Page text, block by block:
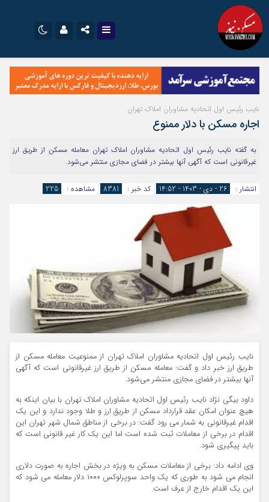
اینستاگرام
تلگرام
سروش
ایتا
آپارات
نام کاربری یا نشانی ایمیل
رمز عبور
مرا به خاطر بسپار
نایب رئیس اول اتحادیه مشاوران املاک تهران
اجاره مسکن با دلار ممنوع
به گفته نایب رئیس اول اتحادیه مشاوران املاک تهران معامله مسکن از طریق ارز
غیرقانونی است که آگهی آنها بیشتر در فضای مجازی منتشر می‌شود.
انتشار : 26 - دی - 1403 - 14:52 کد خبر : 8381 مشاهده : 225
نایب رئیس اول اتحادیه مشاوران املاک تهران از ممنوعیت معامله مسکن از
طریق ارز خبر داد و گفت: معامله مسکن از طریق ارز غیرقانونی است که آگهی
آنها بیشتر در فضای مجازی منتشر می‌شود.
داود بیگی نژاد نایب رئیس اول اتحادیه مشاوران املاک تهران با بیان اینکه به
هیچ عنوان امکان عقد قرارداد مسکن از طریق ارز و طلا وجود ندارد و این یک
اقدام غیرقانونی به شمار می رود گفت: در برخی از مناطق شمال شهر تهران این
اقدام در برخی از معاملات ثبت شده است اما این یک کار غیر قانونی است که‌
باید پیگیری شود.
وی ادامه داد: برخی از معاملات مسکن به ویژه در بخش اجاره به صورت دلاری
انجام می شود به طوری که یک واحد سوپرلوکس ۱۰۰۰ دلار معامله‌ می شود که
این یک اقدام خارج از عرف است.